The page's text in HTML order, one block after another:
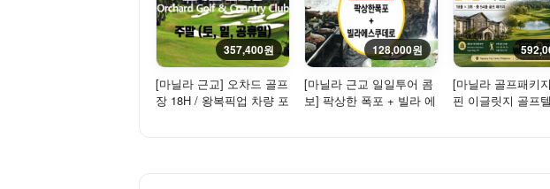
357,400원
[마닐라 근교] 오차드 골프
장 18H / 왕복픽업 차량 포
128,000원
[마닐라 근교 일일투어 콤
보] 팍상한 폭포 + 빌라 에
[마닐라 골프패키
핀 이글릿지 골프